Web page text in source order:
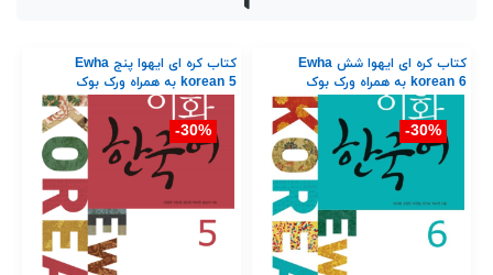
کتاب کره ای ایهوا شش Ewha
korean 6 به همراه ورک بوک
30%-
کتاب کره ای ایهوا پنج Ewha
korean 5 به همراه ورک بوک
30%-